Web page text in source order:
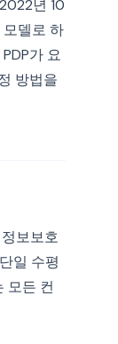
년 10
모델로 하
가 요
방법을
보보호
일 수평
모든 컨